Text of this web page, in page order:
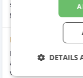
starkes Markendach
gemäß der
Lösung
Eine übergeordnete
ausgelobt werden
von der einheitlichen
DETAILS